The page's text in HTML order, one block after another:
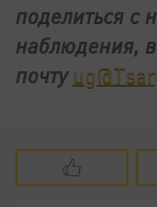
поделиться с
наблюдения,
почту